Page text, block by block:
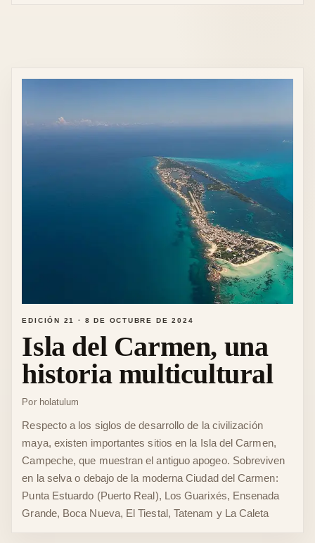
EDICIÓN 21 · 8 DE OCTUBRE DE 2024
Isla del Carmen, una
historia multicultural
Por holatulum
Respecto a los siglos de desarrollo de la civilización
maya, existen importantes sitios en la Isla del Carmen,
Campeche, que muestran el antiguo apogeo. Sobreviven
en la selva o debajo de la moderna Ciudad del Carmen:
Punta Estuardo (Puerto Real), Los Guarixés, Ensenada
Grande, Boca Nueva, El Tiestal, Tatenam y La Caleta